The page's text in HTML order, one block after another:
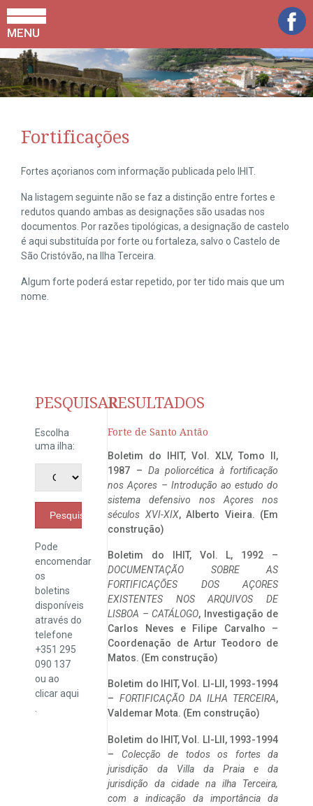
MENU
Fortificações
Fortes açorianos com informação publicada pelo IHIT.
Na listagem seguinte não se faz a distinção entre fortes e
redutos quando ambas as designações são usadas nos
documentos. Por razões tipológicas, a designação de castelo
é aqui substituída por forte ou fortaleza, salvo o Castelo de
São Cristóvão, na Ilha Terceira.
Algum forte poderá estar repetido, por ter tido mais que um
nome.
PESQUISAR
Escolha
uma ilha:
Pesquisar
Pode
encomendar
os
boletins
disponíveis
através do
telefone
+351 295
090 137
ou ao
clicaraqui
RESULTADOS
Forte de Santo Antão
Boletim do IHIT, Vol. XLV, Tomo II,
1987 – Da poliorcética à fortificação
nos Açores – Introdução ao estudo do
sistema defensivo nos Açores nos
séculos XVI-XIX, Alberto Vieira. (Em
construção)
Boletim do IHIT, Vol. L, 1992 –
DOCUMENTAÇÃO SOBRE AS
FORTIFICAÇÕES DOS AÇORES
EXISTENTES NOS ARQUIVOS DE
LISBOA – CATÁLOGO, Investigação de
Carlos Neves e Filipe Carvalho –
Coordenação de Artur Teodoro de
Matos. (Em construção)
Boletim do IHIT, Vol. LI-LII, 1993-1994
– FORTIFICAÇÃO DA ILHA TERCEIRA,
Valdemar Mota. (Em construção)
Boletim do IHIT, Vol. LI-LII, 1993-1994
– Colecção de todos os fortes da
jurisdição da Villa da Praia e da
jurisdição da cidade na ilha Terceira,
com a indicação da importância da